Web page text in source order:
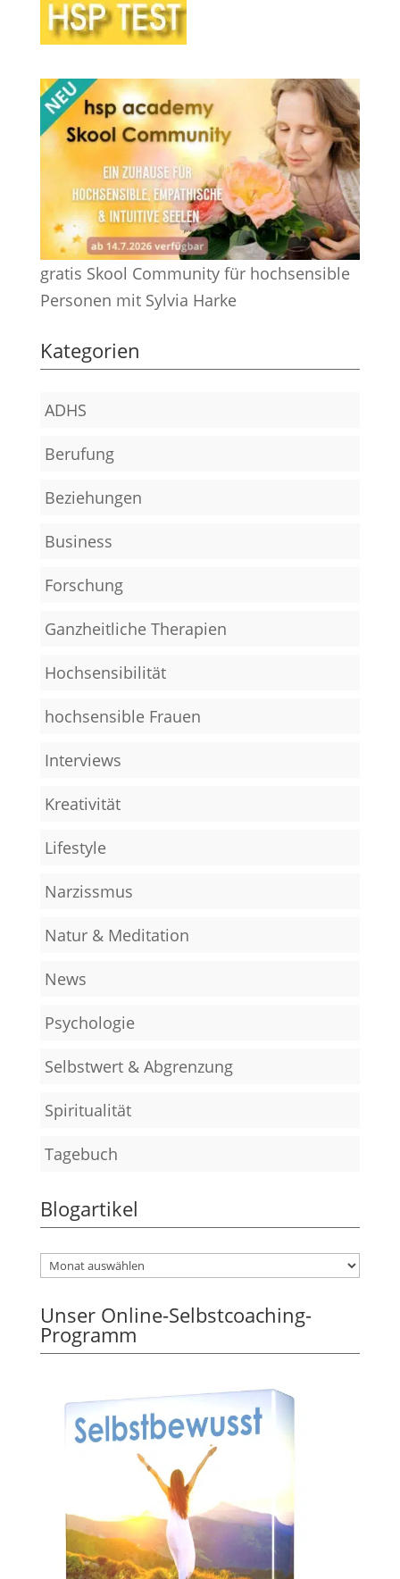
gratis Skool Community für hochsensible
Personen mit Sylvia Harke
Kategorien
ADHS
Berufung
Beziehungen
Business
Forschung
Ganzheitliche Therapien
Hochsensibilität
hochsensible Frauen
Interviews
Kreativität
Lifestyle
Narzissmus
Natur & Meditation
News
Psychologie
Selbstwert & Abgrenzung
Spiritualität
Tagebuch
Blogartikel
Unser Online-Selbstcoaching-
Programm